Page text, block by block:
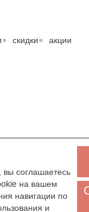
скидки акции
Законом об авторском
Этот сайт и его контент
только для некоммерческих
материалов данного
ссылкой или иным указанием
вы соглашаетесь
на вашем
навигации по
и